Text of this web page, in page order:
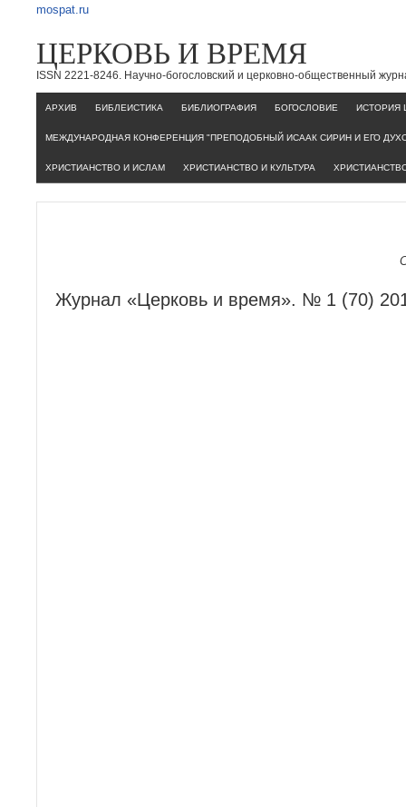
mospat.ru
ЦЕРКОВЬ И ВРЕМЯ
ISSN 2221-8246. Научно-богословский и церковно-общественный
AРХИВ БИБЛЕИСТИКА БИБЛИОГРАФИЯ БОГОСЛОВИЕ ИСТОРИЯ
МЕЖДУНАРОДНАЯ КОНФЕРЕНЦИЯ "ПРЕПОДОБНЫЙ ИСААК СИРИН И ЕГО
ХРИСТИАНСТВО И ИСЛАМ ХРИСТИАНСТВО И КУЛЬТУРА
Журнал «Церковь и время». № 1 (70)